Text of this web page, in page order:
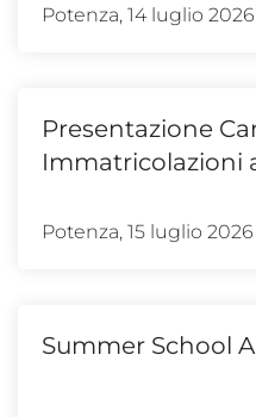
Potenza, 14 luglio 2026
Presentazione
Immatricolazioni
Potenza, 15 luglio 2026
Summer School